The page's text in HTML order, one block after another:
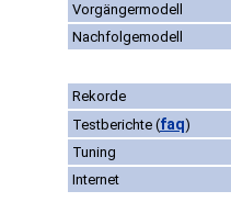
Vorgängermodell
Nachfolgemodell
Rekorde
Testberichte (faq)
Tuning
Internet